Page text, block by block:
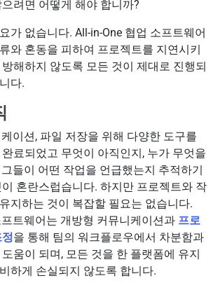
려면 어떻게 해야 합니까?
가 없습니다. All-in-One 협업 소프트웨어
와 혼동을 피하여 프로젝트를 지연시키
해하지 않도록 모든 것이 제대로 진행되
다.
이션, 파일 저장을 위해 다양한 도구를
료되었고 무엇이 아직인지, 누가 무엇을
들이 어떤 작업을 언급했는지 추적하기
혼란스럽습니다. 하지만 프로젝트와 작
지하는 것이 복잡할 필요는 없습니다.
트웨어는 개방형 커뮤니케이션과 프로
을 통해 팀의 워크플로우에서 차분함과
움이 되며, 모든 것을 한 플랫폼에 유지
하게 손실되지 않도록 합니다.